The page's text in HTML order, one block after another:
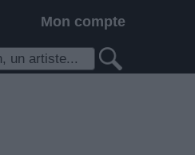
Mon compte